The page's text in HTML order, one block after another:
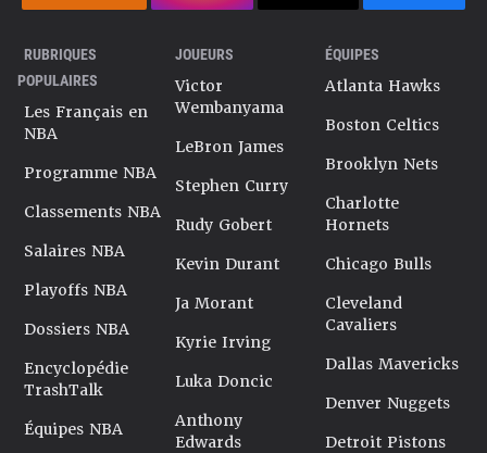
RUBRIQUES
POPULAIRES
Les Français en
NBA
Programme NBA
Classements NBA
Salaires NBA
Playoffs NBA
Dossiers NBA
Encyclopédie
TrashTalk
Équipes NBA
JOUEURS
Victor
Wembanyama
LeBron James
Stephen Curry
Rudy Gobert
Kevin Durant
Ja Morant
Kyrie Irving
Luka Doncic
Anthony
Edwards
ÉQUIPES
Atlanta Hawks
Boston Celtics
Brooklyn Nets
Charlotte
Hornets
Chicago Bulls
Cleveland
Cavaliers
Dallas Mavericks
Denver Nuggets
Detroit Pistons